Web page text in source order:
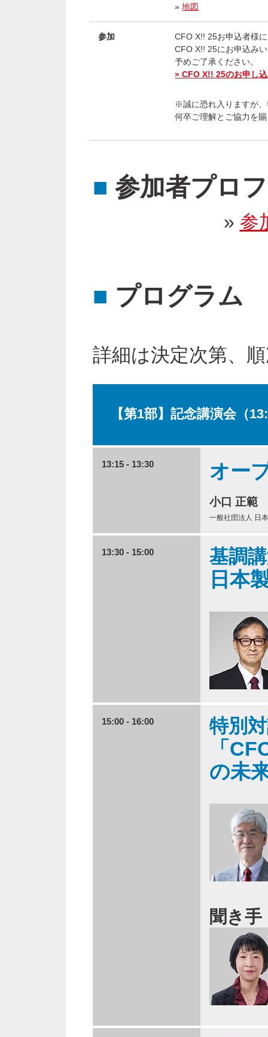
»地図
参加
CFO X!! 25お申込者様
CFO X!! 25にお申込み
予めご了承ください。
» CFO X!! 25のお申し
※誠に恐れ入りますが
何卒ご理解とご協力を
■ 参加者プロ
» 参
■ プログラム
詳細は決定次第、
【第1部】記念講演会（
13:15 - 13:30 オー
小口 正範
一般社団法人 日
13:30 - 15:00 基調
日本
15:00 - 16:00 特別
「
の未
聞き手